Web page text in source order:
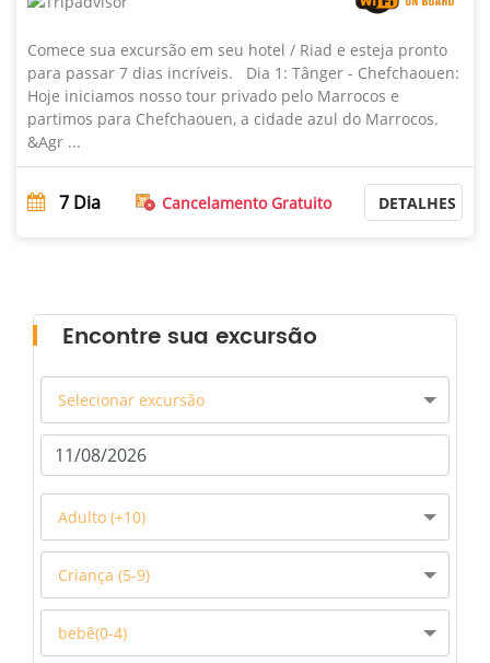
Comece sua excursão em seu hotel / Riad e esteja pronto
para passar 7 dias incríveis. Dia 1: Tânger - Chefchaouen:
Hoje iniciamos nosso tour privado pelo Marrocos e
partimos para Chefchaouen, a cidade azul do Marrocos.
&Agr ...
7 Dia Cancelamento Gratuito DETALHES
Encontre sua excursão
Selecionar excursão
Adulto (+10)
Criança (5-9)
bebê(0-4)